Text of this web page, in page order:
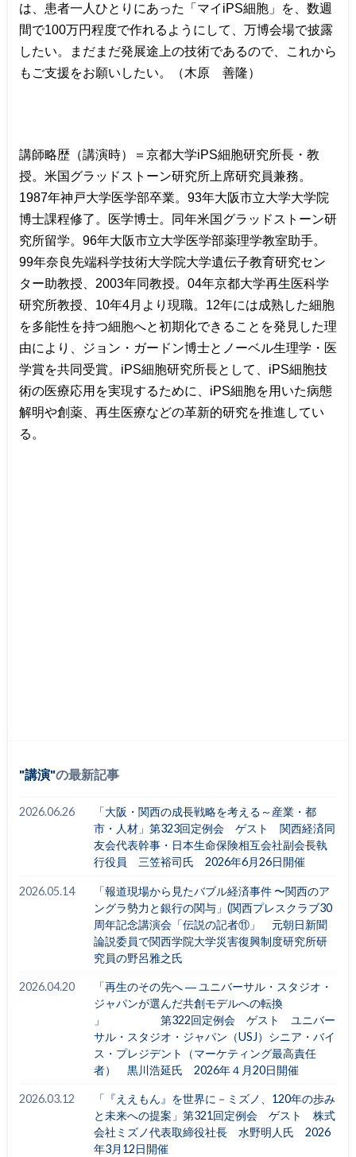
は、患者一人ひとりにあった「マイ iPS細胞」を、数週
間で100万円程度で作れるようにして、万博会場で披露
したい。まだまだ発展途上の技術であるので、これから
もご支援をお願いしたい。（木原 善隆）
講師略歴（講演時）＝京都大学iPS細胞研究所長・教
授。米国グラッドストーン研究所上席研究員兼務。
1987年神戸大学医学部卒業。 93年大阪市立大学大学院
博士課程修了。医学博士。同年米国グラッドストーン研
究所留学。 96年大阪市立大学医学部薬理学教室助手。
99年奈良先端科学技術大学院大学遺伝子教育研究セン
ター助教授、 2003年同教授。 04年京都大学再生医科学
研究所教授、 10年4月より現職。 12年には成熟した細胞
を多能性を持つ細胞へと初期化できることを発見した理
由により、ジョン・ガードン博士とノーベル生理学・医
学賞を共同受賞。 iPS細胞研究所長として、 iPS細胞技
術の医療応用を実現するために、 iPS細胞を用いた病態
解明や創薬、再生医療などの革新的研究を推進してい
る。
講演 の最新記事
2026.06.26
「大阪・関西の成長戦略を考える～産業・都
市・人材」第323回定例会 ゲスト 関西経済同
友会代表幹事・日本生命保険相互会社副会長執
行役員 三笠裕司氏 2026年6月26日開催
2026.05.14
「報道現場から見たバブル経済事件 〜関西のア
ングラ勢力と銀行の関与」(関西プレスクラブ30
周年記念講演会「伝説の記者⑪」 元朝日新聞
論説委員で関西学院大学災害復興制度研究所研
究員の野呂雅之氏
2026.04.20
「再生のその先へ ― ユニバーサル・スタジオ・
ジャパンが選んだ共創モデルへの転換
」 第322回定例会 ゲスト ユニバー
サル・スタジオ・ジャパン（USJ）シニア・バイ
ス・プレジデント（マーケティング最高責任
者） 黒川浩延氏 2026年４月20日開催
2026.03.12
「『ええもん』を世界に－ミズノ、120年の歩み
と未来への提案」第321回定例会 ゲスト 株式
会社ミズノ代表取締役社長 水野明人氏 2026
年3月12日開催